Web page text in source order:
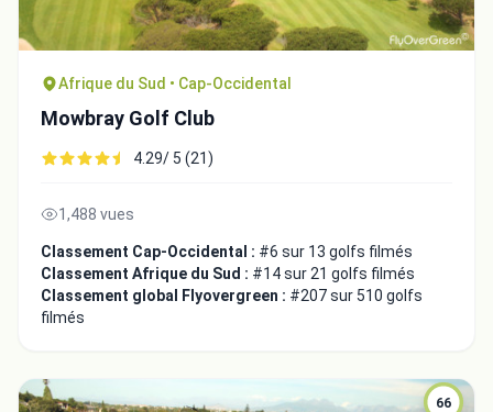
Afrique du Sud • Cap-Occidental
Mowbray Golf Club
4.29/ 5 (21)
1,488 vues
Classement Cap-Occidental : #6 sur 13 golfs filmés
Classement Afrique du Sud : #14 sur 21 golfs filmés
Classement global Flyovergreen : #207 sur 510 golfs
filmés
66